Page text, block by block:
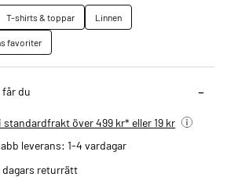
T-shirts & toppar
Linnen
favoriter
får du
standardfrakt över 499 kr* eller 19 kr
leverans: 1-4 vardagar
dagars returrätt­